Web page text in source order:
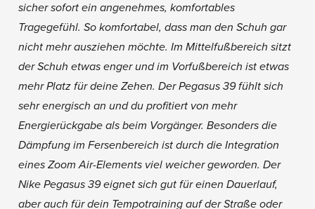
sicher sofort ein angenehmes, komfortables
Tragegefühl. So komfortabel, dass man den Schuh gar
nicht mehr ausziehen möchte. Im Mittelfußbereich sitzt
der Schuh etwas enger und im Vorfußbereich ist etwas
mehr Platz für deine Zehen. Der Pegasus 39 fühlt sich
sehr energisch an und du profitiert von mehr
Energierückgabe als beim Vorgänger. Besonders die
Dämpfung im Fersenbereich ist durch die Integration
eines Zoom Air-Elements viel weicher geworden. Der
Nike Pegasus 39 eignet sich gut für einen Dauerlauf,
aber auch für dein Tempotraining auf der Straße oder